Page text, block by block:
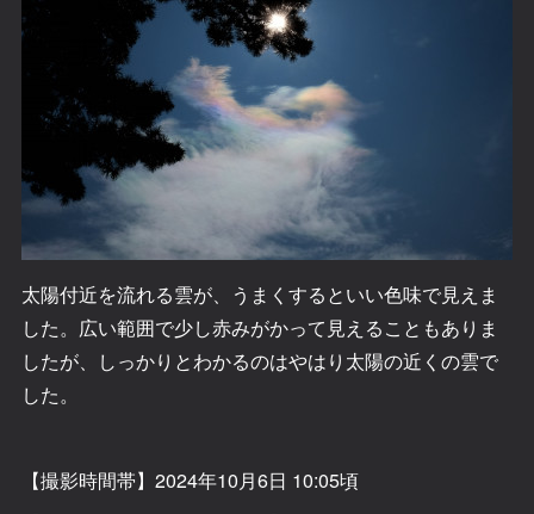
太陽付近を流れる雲が、うまくするといい色味で見えま
した。広い範囲で少し赤みがかって見えることもありま
したが、しっかりとわかるのはやはり太陽の近くの雲で
した。
【撮影時間帯】2024年10月6日 10:05頃